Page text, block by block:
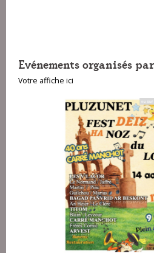
Evénements organisés
Votre affiche ici